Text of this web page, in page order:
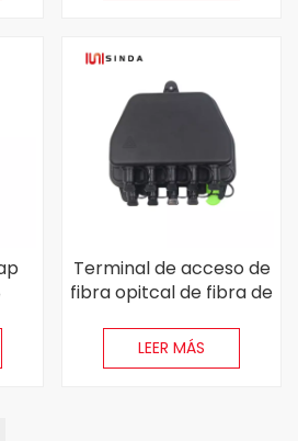
Terminal de acceso de
fibra opitcal de fibra de
FTTA FastConnect
Recintos con divisores
LEER MÁS